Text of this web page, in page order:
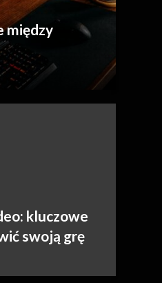
między
kluczowe
swoją grę